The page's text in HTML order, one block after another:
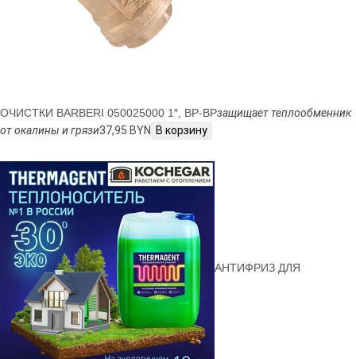
ОЧИСТКИ BARBERI 050025000 1″, ВР-ВРзащищает теплообменник
от окалины и грязи37,95 BYN В корзину
АНТИФРИЗ ДЛЯ